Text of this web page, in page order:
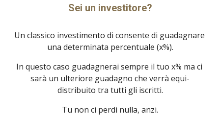
Sei un investitore?
Un classico investimento di consente di guadagnare
una determinata percentuale (x%).
In questo caso guadagnerai sempre il tuo x% ma ci
sarà un ulteriore guadagno che verrà equi-
distribuito tra tutti gli iscritti.
Tu non ci perdi nulla, anzi.